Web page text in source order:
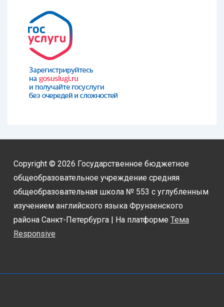
Copyright © 2026 Государственное бюджетное
общеобразовательное учреждение средняя
общеобразовательная школа № 553 с углубленным
изучением английского языка Фрунзенского
района Санкт-Петербурга | На платформе Тема
Responsive